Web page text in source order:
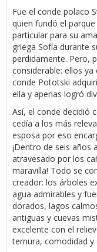
Fue el conde polaco
quien fundó el
particular para su
griega Sofía durante
perdidamente. Pero,
considerable: ellos
conde Pototski
ella y apenas logró
Así, el conde decidió
cedía a los más
esposa por eso
¡Dentro de seis años
atravesado por los
maravilla! Todo se
creador: los árboles
agua admirables y
dorados, lagos
antiguas y cuevas
excelente con el
ternura, comodidad y